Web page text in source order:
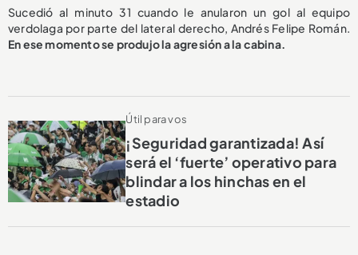
Sucedió al minuto 31 cuando le anularon un gol al equipo
verdolaga por parte del lateral derecho, Andrés Felipe Román.
En ese momento se produjo la agresión a la cabina.
Útil para vos
¡Seguridad garantizada! Así
será el ‘fuerte’ operativo para
blindar a los hinchas en el
estadio